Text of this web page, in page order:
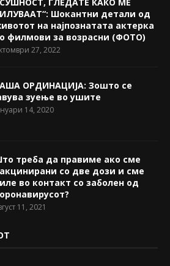
Шокантни детали од
на најпознатата актерка
филмови за возрасни (ФОТО)
27, 2022
ОРДИНАЦИЈА: Зошто се
зуење во ушите
14, 2020
треба да правиме ако сме
со две дози и сме
во контакт со заболен од
11, 2021